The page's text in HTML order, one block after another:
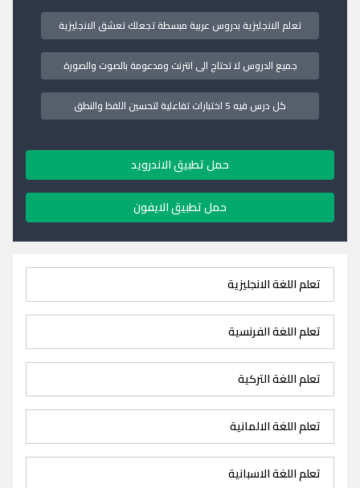
تعلم الانجليزية بدروس عربية مبسطة تجعلك تعشق الانجليزية
جميع الدروس لا تحتاج الى انترنت ومدعومة بالصوت والصورة
كل درس فيه 5 اختبارات تفاعلية لتحسين اللفظ والنطق
حمل تطبيق الاندرويد
حمل تطبيق الايفون
تعلم اللغة الانجليزية
تعلم اللغة الفرنسية
تعلم اللغة التركية
تعلم اللغة الالمانية
تعلم اللغة الاسبانية